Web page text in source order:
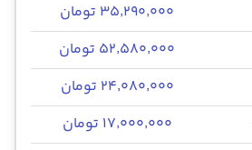
۳۵٬۲۹۰٬۰۰۰ تومان
۵۲٬۵۸۰٬۰۰۰ تومان
۲۴٬۰۸۰٬۰۰۰ تومان
۱۷٬۰۰۰٬۰۰۰ تومان